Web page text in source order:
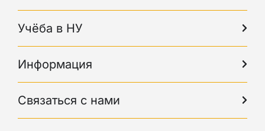
Учёба в НУ
Информация
Связаться с нами